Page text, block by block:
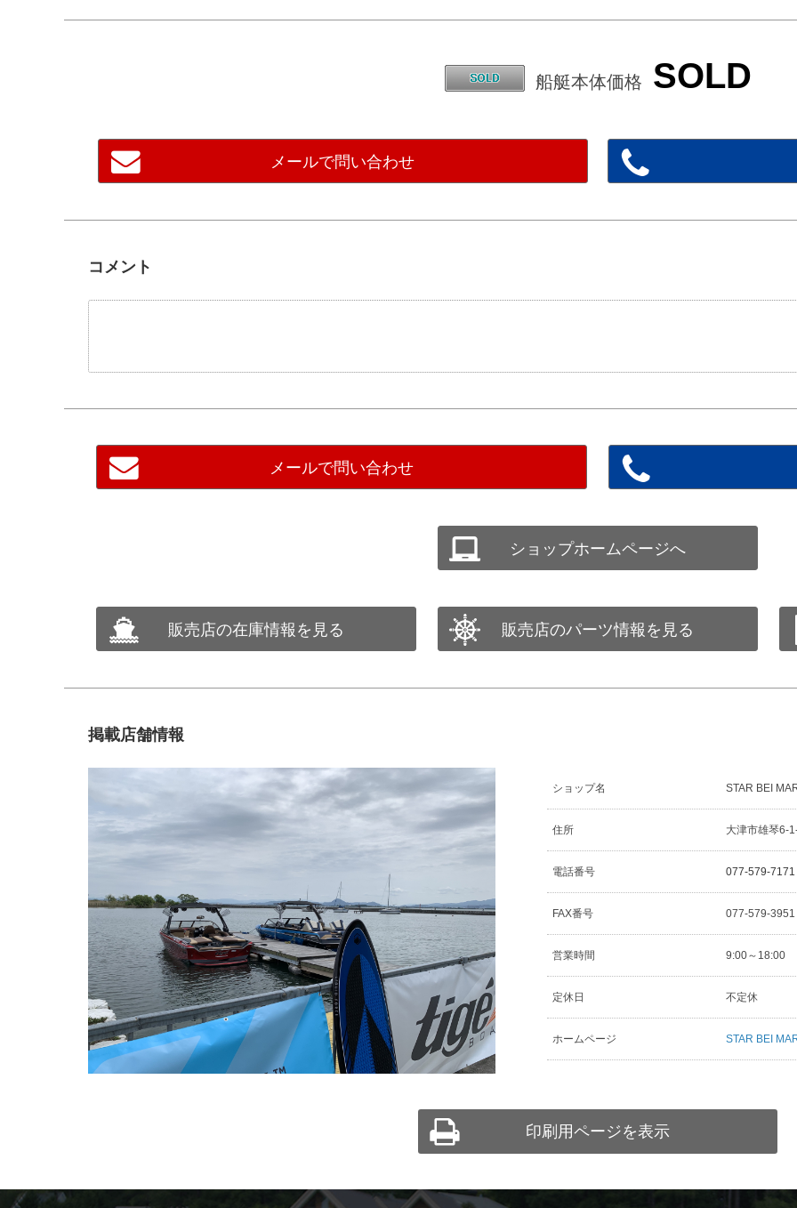
船艇本体価格 SOLD
メールで問い合わせ
コメント
メールで問い合わせ
ショップホームページへ
販売店の在庫情報を見る 販売店のパーツ情報を見る
掲載店舗情報
ショップ名 STAR BEI
住所 大津市雄琴6-
電話番号 077-579-7171
FAX番号 077-579-
営業時間 9:00～18:00
定休日 不定休
ホームページ STAR BEI
印刷用ページを表示